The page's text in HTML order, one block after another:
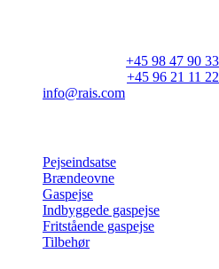
+45 98 47 90 33
+45 96 21 11 22
info@rais.com
Pejseindsatse
Brændeovne
Gaspejse
Indbyggede gaspejse
Fritstående gaspejse
Tilbehør